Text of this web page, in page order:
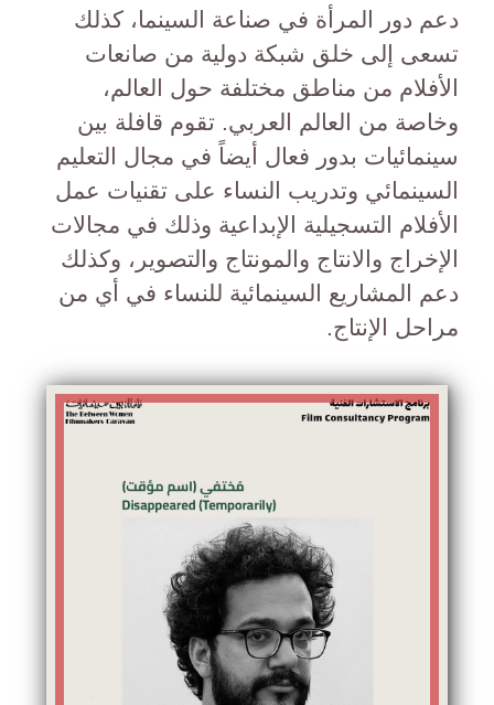
دعم دور المرأة في صناعة السينما، كذلك
تسعى إلى خلق شبكة دولية من صانعات
الأفلام من مناطق مختلفة حول العالم،
وخاصة من العالم العربي. تقوم قافلة بين
سينمائيات بدور فعال أيضاً في مجال التعليم
السينمائي وتدريب النساء على تقنيات عمل
الأفلام التسجيلية الإبداعية وذلك في مجالات
الإخراج والانتاج والمونتاج والتصوير، وكذلك
دعم المشاريع السينمائية للنساء في أي من
مراحل الإنتاج.